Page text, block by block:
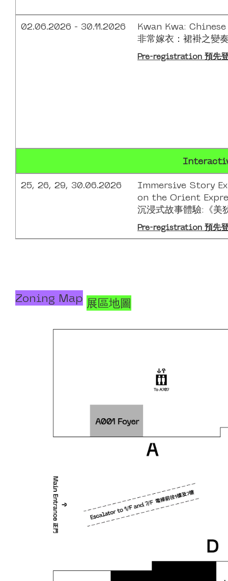
02.06.2026 - 30.11.2026
Kwan Kwa:
非常嫁衣：裙褂之變
Pre-registration 預先
25, 26, 29, 30.06.2026
Immersive Story
on the Orient
沉浸式故事體驗:《美
Pre-registration 預先
Zoning Map 展區地圖